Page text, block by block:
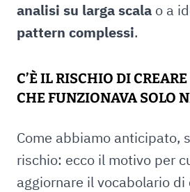
analisi su larga scala o a
pattern complessi.
C’È IL RISCHIO DI
CHE FUNZIONAVA SOLO
Come abbiamo anticipato,
rischio: ecco il motivo per
aggiornare il vocabolario